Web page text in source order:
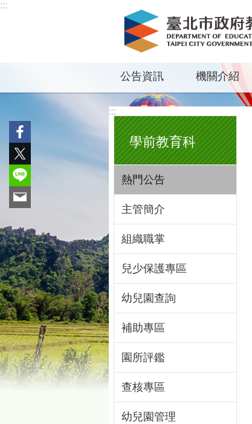
跳到主要內容區塊
:::
公告資訊 機關介紹
:::
學前教育科
熱門公告
主管簡介
組織職掌
兒少保護專區
幼兒園查詢
補助專區
園所評鑑
查核專區
幼兒園管理